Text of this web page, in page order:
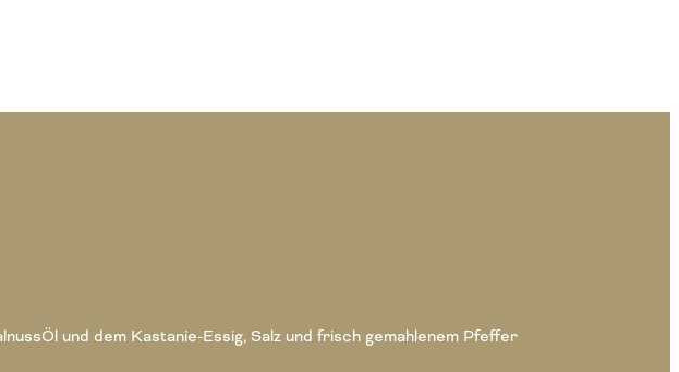
und dem Kastanie-Essig, Salz und frisch gemahlenem Pfeffer